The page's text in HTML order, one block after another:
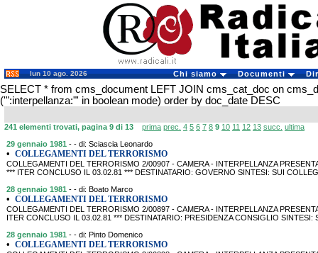
lun 10 ago. 2026 Chi siamo Documenti
SELECT * from cms_document LEFT JOIN cms_cat_doc on
('":interpellanza:"' in boolean mode) order by doc_date DESC
241 elementi trovati, pagina 9 di 13 prima prec. 4 5 6 7 8 9 10 11 12 13 succ. ultima
29 gennaio 1981 - - di: Sciascia Leonardo
• COLLEGAMENTI DEL TERRORISMO
COLLEGAMENTI DEL TERRORISMO 2/00907 - CAMERA - INTERPELLANZA
*** ITER CONCLUSO IL 03.02.81 *** DESTINATARIO: GOVERNO SINTESI: SUI
28 gennaio 1981 - - di: Boato Marco
• COLLEGAMENTI DEL TERRORISMO
COLLEGAMENTI DEL TERRORISMO 2/00897 - CAMERA - INTERPELLANZA
ITER CONCLUSO IL 03.02.81 *** DESTINATARIO: PRESIDENZA CONSIGLIO
28 gennaio 1981 - - di: Pinto Domenico
• COLLEGAMENTI DEL TERRORISMO